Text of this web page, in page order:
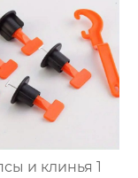
и клинья 1